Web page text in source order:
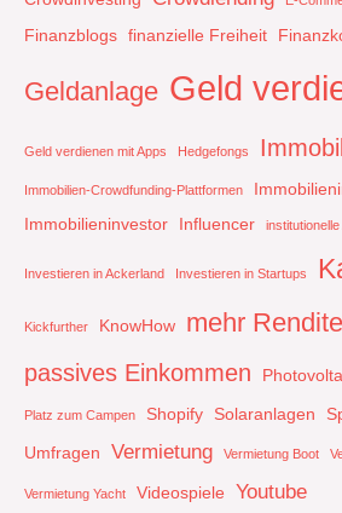
Finanzblogs finanzielle Freiheit
Geldanlage Geld
Geld verdienen mit Apps Hedgefongs
Immobilien-Crowdfunding-Plattformen
Immobilieninvestor
Influencer
Investieren in Ackerland Investieren in Startups
Kickfurther KnowHow mehr Rendite
passives Einkommen
Platz zum Campen Shopify Solaranlagen
Umfragen
Vermietung Vermietung Boot
Vermietung Yacht Videospiele Youtube